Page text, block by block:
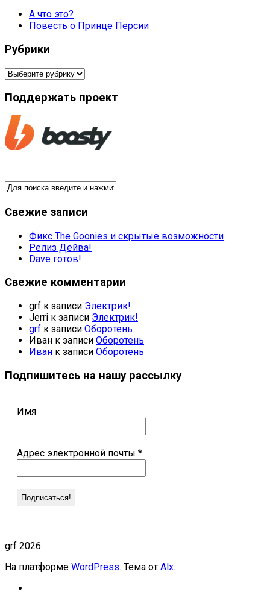
А что это?
Повесть о Принце Персии
Рубрики
Рубрики
Поддержать проект
Свежие записи
Фикс The Goonies и скрытые возможности
Релиз Дейва!
Dave готов!
Свежие комментарии
grf к записи Электрик!
Jerri к записи Электрик!
grf к записи Оборотень
Иван к записи Оборотень
Иван к записи Оборотень
Подпишитесь на нашу рассылку
Имя
Адрес электронной почты *
grf 2026
На платформе WordPress. Тема от Alx.